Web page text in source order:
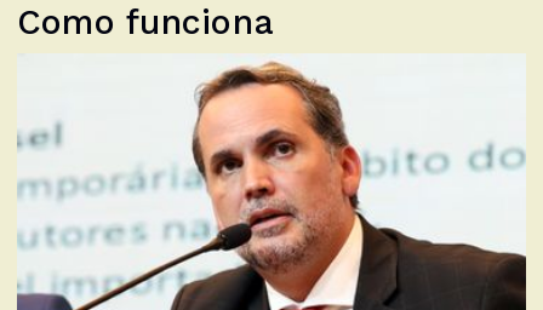
Como funciona